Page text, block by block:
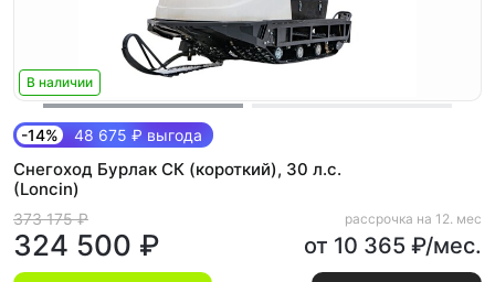
В наличии
-14% 48 675 ₽ выгода
Снегоход Бурлак СК (короткий), 30 л.с.
(Loncin)
373 175 ₽
324 500 ₽
рассрочка на 12. мес
от 10 365 ₽/мес.